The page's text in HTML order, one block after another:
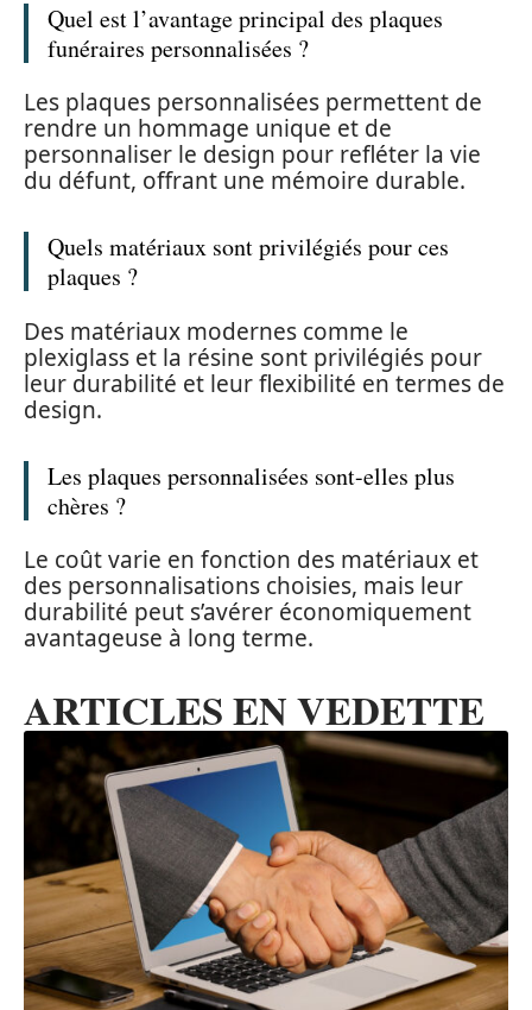
Quel est l’avantage principal des plaques
funéraires personnalisées ?
Les plaques personnalisées permettent de
rendre un hommage unique et de
personnaliser le design pour refléter la vie
du défunt, offrant une mémoire durable.
Quels matériaux sont privilégiés pour ces
plaques ?
Des matériaux modernes comme le
plexiglass et la résine sont privilégiés pour
leur durabilité et leur flexibilité en termes de
design.
Les plaques personnalisées sont-elles plus
chères ?
Le coût varie en fonction des matériaux et
des personnalisations choisies, mais leur
durabilité peut s’avérer économiquement
avantageuse à long terme.
ARTICLES EN VEDETTE